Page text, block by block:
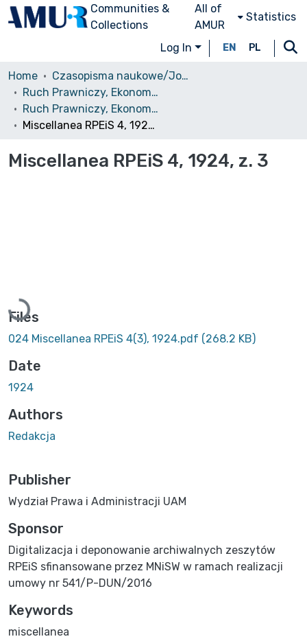
Communities &
Collections
All of
AMUR
Statistics
Log In EN PL
Home
Czasopisma naukowe/Journals
Ruch Prawniczy, Ekonomiczny i Socjologiczny
Ruch Prawniczy, Ekonomiczny i Socjologiczny, 1924, nr 3 [Ruch Prawniczy i Ekonomiczny]
Miscellanea RPEiS 4, 1924, z. 3
Miscellanea RPEiS 4, 1924, z. 3
Loading...
Files
024 Miscellanea RPEiS 4(3), 1924.pdf (268.2 KB)
Date
1924
Authors
Redakcja
Publisher
Wydział Prawa i Administracji UAM
Sponsor
Digitalizacja i deponowanie archiwalnych zeszytów
RPEiS sfinansowane przez MNiSW w ramach realizacji
umowy nr 541/P-DUN/2016
Keywords
miscellanea